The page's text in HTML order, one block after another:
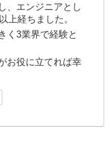
、エンジニアとし
上経ちました。
く3業界で経験と
お役に立てれば幸